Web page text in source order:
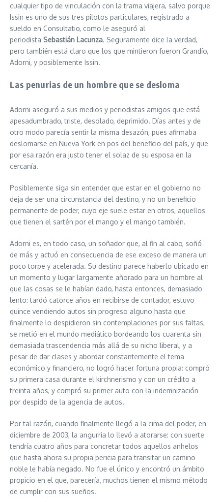
cualquier tipo de vinculación con la trama viajera, salvo porque
Issin es uno de sus tres pilotos particulares, registrado a
sueldo en Consultatio, como le aseguró al
periodista Sebastián Lacunza. Seguramente dice la verdad,
pero también está claro que los que mintieron fueron Grandío,
Adorni, y posiblemente Issin.
Las penurias de un hombre que se desloma
Adorni aseguró a sus medios y periodistas amigos que está
apesadumbrado, triste, desolado, deprimido. Días antes y de
otro modo parecía sentir la misma desazón, pues afirmaba
deslomarse en Nueva York en pos del beneficio del país, y que
por esa razón era justo tener el solaz de su esposa en la
cercanía.
Posiblemente siga sin entender que estar en el gobierno no
deja de ser una circunstancia del destino, y no un beneficio
permanente de poder, cuyo eje suele estar en otros, aquellos
que tienen el sartén por el mango y el mango también.
Adorni es, en todo caso, un soñador que, al fin al cabo, soñó
de más y actuó en consecuencia de ese exceso de manera un
poco torpe y acelerada. Su destino parece haberlo ubicado en
un momento y lugar largamente añorado para un hombre al
que las cosas se le habían dado, hasta entonces, demasiado
lento: tardó catorce años en recibirse de contador, estuvo
quince vendiendo autos sin progreso alguno hasta que
finalmente lo despidieron sin contemplaciones por sus faltas,
se metió en el mundo mediático bordeando los cuarenta sin
demasiada trascendencia más allá de su nicho liberal, y a
pesar de dar clases y abordar constantemente el tema
económico y financiero, no logró hacer fortuna propia: compró
su primera casa durante el kirchnerismo y con un crédito a
treinta años, y compró su primer auto con la indemnización
por despido de la agencia de autos.
Por tal razón, cuando finalmente llegó a la cima del poder, en
diciembre de 2003, la angurria lo llevó a atorarse: con suerte
tendría cuatro años para concretar todos aquellos anhelos
que hasta ahora su propia pericia para transitar un camino
noble le había negado. No fue el único y encontró un ámbito
propicio en el que, parecería, muchos tienen el mismo método
de cumplir con sus sueños.